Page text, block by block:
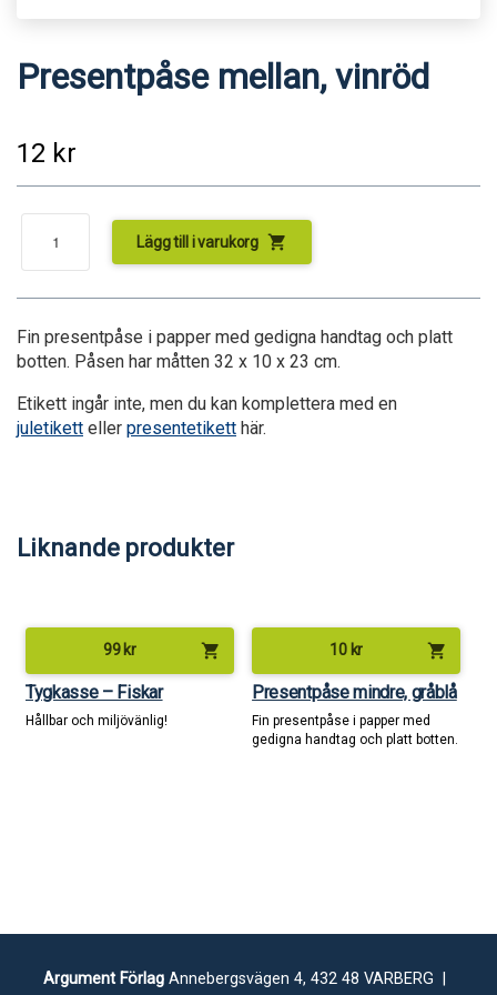
Presentpåse mellan, vinröd
12 kr
Lägg till i varukorg shopping_cart
Fin presentpåse i papper med gedigna handtag och platt
botten. Påsen har måtten 32 x 10 x 23 cm.
Etikett ingår inte, men du kan komplettera med en
juletikett eller presentetikett här.
Liknande produkter
99 kr shopping_cart
Tygkasse – Fiskar
Hållbar och miljövänlig!
10 kr shopping_cart
Presentpåse mindre, gråblå
Fin presentpåse i papper med
gedigna handtag och platt botten.
Argument FörlagAnnebergsvägen 4, 432 48 VARBERG |